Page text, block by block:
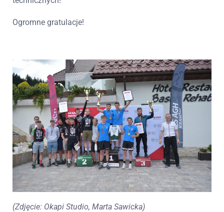
Ogromne gratulacje!
(Zdjęcie: Okapi Studio, Marta Sawicka)